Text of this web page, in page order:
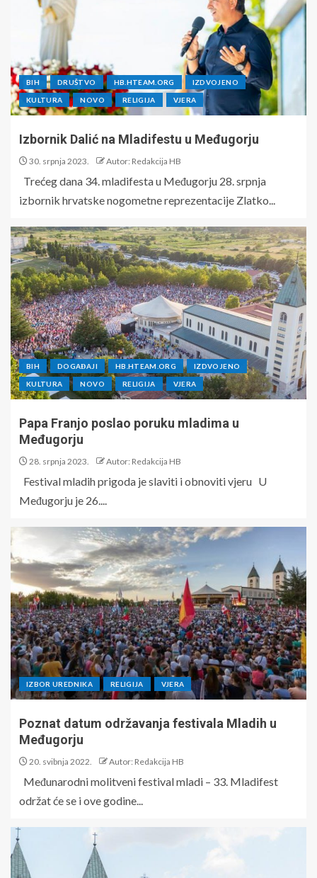
BIH DRUŠTVO HB.HTEAM.ORG IZDVOJENO
KULTURA NOVO RELIGIJA VJERA
Izbornik Dalić na Mladifestu u Međugorju
30. srpnja 2023. Autor: Redakcija HB
Trećeg dana 34. mladifesta u Međugorju 28. srpnja
izbornik hrvatske nogometne reprezentacije Zlatko...
BIH DOGAĐAJI HB.HTEAM.ORG IZDVOJENO
KULTURA NOVO RELIGIJA VJERA
Papa Franjo poslao poruku mladima u
Međugorju
28. srpnja 2023. Autor: Redakcija HB
Festival mladih prigoda je slaviti i obnoviti vjeru U
Međugorju je 26....
IZBOR UREDNIKA RELIGIJA VJERA
Poznat datum održavanja festivala Mladih u
Međugorju
20. svibnja 2022. Autor: Redakcija HB
Međunarodni molitveni festival mladi – 33. Mladifest
održat će se i ove godine...